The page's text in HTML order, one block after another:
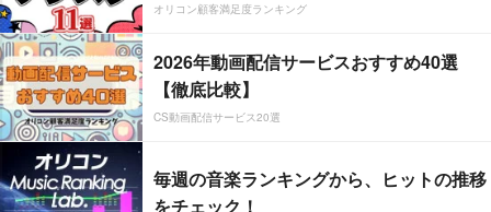
オリコン顧客満足度ランキング
2026年動画配信サービスおすすめ40選
【徹底比較】
CS動画配信サービス20選
毎週の音楽ランキングから、ヒットの推移
をチェック！